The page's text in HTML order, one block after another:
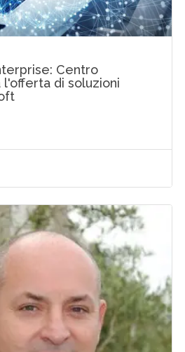
Centro
di soluzioni